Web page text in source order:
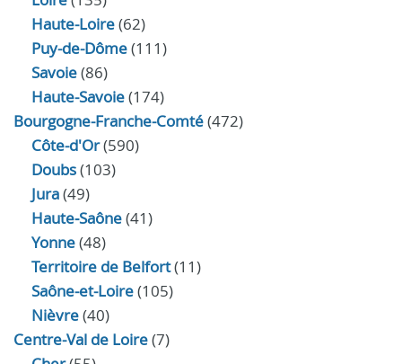
Haute-Loire(62)
Puy-de-Dôme(111)
Savoie(86)
Haute-Savoie(174)
Bourgogne-Franche-Comté(472)
Côte-d'Or(590)
Doubs(103)
Jura(49)
Haute‑Saône(41)
Yonne(48)
Territoire de Belfort(11)
Saône-et-Loire(105)
Nièvre(40)
Centre-Val de Loire(7)